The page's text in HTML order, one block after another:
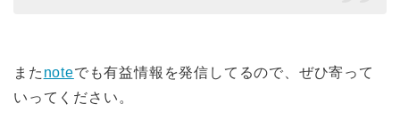
また noteでも有益情報を発信してるので、ぜひ寄って
いってください。